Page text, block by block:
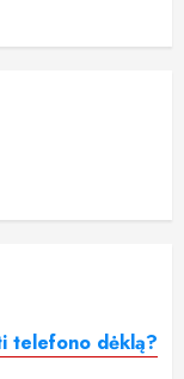
telefono dėklą?